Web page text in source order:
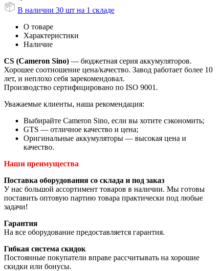
В наличии 30 шт на 1 складе
О товаре
Характеристики
Наличие
CS (Cameron Sino) — бюджетная серия аккумуляторов.
Хорошее соотношение цена/качество. Завод работает более 10
лет, и неплохо себя зарекомендовал.
Производство сертифицировано по ISO 9001.
Уважаемые клиенты, наша рекомендация:
Выбирайте Cameron Sino, если вы хотите сэкономить;
GTS — отличное качество и цена;
Оригинальные аккумуляторы — высокая цена и
качество.
Наши преимущества
Поставка оборудования со склада и под заказ
У нас большой ассортимент товаров в наличии. Мы готовы
поставить оптовую партию товара практически под любые
задачи!
Гарантия
На все оборудование предоставляется гарантия.
Гибкая система скидок
Постоянные покупатели вправе рассчитывать на хорошие
скидки или бонусы.